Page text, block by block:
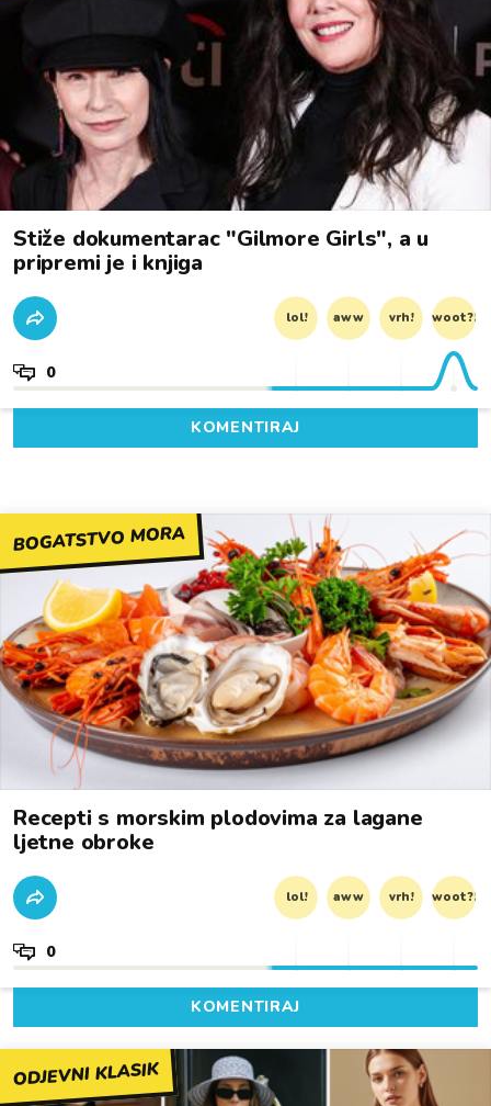
Stiže dokumentarac "Gilmore Girls", a u
pripremi je i knjiga
lol! aww vrh! woot?!
0
KOMENTIRAJ
BOGATSTVO MORA
Recepti s morskim plodovima za lagane
ljetne obroke
lol! aww vrh! woot?!
0
KOMENTIRAJ
ODJEVNI KLASIK